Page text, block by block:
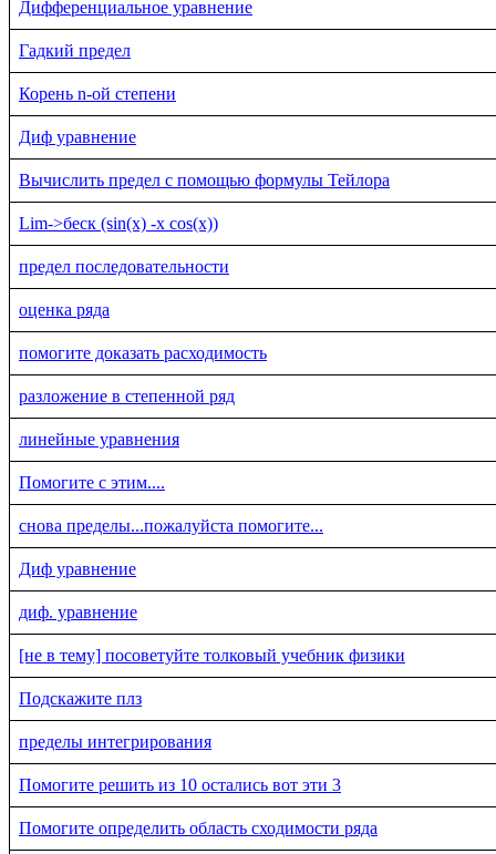
Дифференциальное уравнение
Гадкий предел
Корень n-ой степени
Диф уравнение
Вычислить предел с помощью формулы Тейлора
Lim->беск (sin(x) -x cos(x))
предел последовательности
оценка ряда
помогите доказать расходимость
разложение в степенной ряд
линейные уравнения
Помогите с этим....
снова пределы...пожалуйста помогите...
Диф уравнение
диф. уравнение
[не в тему] посоветуйте толковый учебник физики
Подскажите плз
пределы интегрирования
Помогите решить из 10 остались вот эти 3
Помогите определить область сходимости ряда